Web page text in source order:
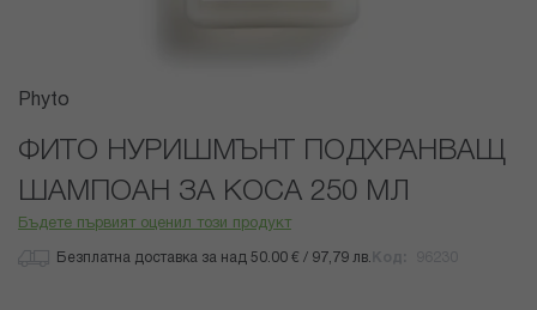
Преминете
началото
галерия
със
Phyto
ФИТО НУРИШМЪНТ ПОДХРАНВАЩ
ШАМПОАН ЗА КОСА 250 МЛ
Бъдете първият оценил този продукт
Безплатна доставка за над 50.00 € / 97,79 лв.